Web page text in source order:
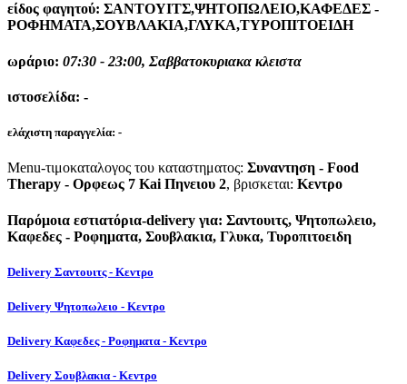
είδος φαγητού: ΣΑΝΤΟΥΙΤΣ,ΨΗΤΟΠΩΛΕΙΟ,ΚΑΦΕΔΕΣ -
ΡΟΦΗΜΑΤΑ,ΣΟΥΒΛΑΚΙΑ,ΓΛΥΚΑ,ΤΥΡΟΠΙΤΟΕΙΔΗ
ωράριο: 07:30 - 23:00, Σαββατοκυριακα κλειστα
ιστοσελίδα: -
ελάχιστη παραγγελία: -
Menu-τιμοκαταλογος του καταστηματος: Συναντηση - Food
Therapy - Ορφεως 7 Kai Πηνειου 2, βρισκεται: Κεντρο
Παρόμοια εστιατόρια-delivery για: Σαντουιτς, Ψητοπωλειο,
Καφεδες - Ροφηματα, Σουβλακια, Γλυκα, Τυροπιτοειδη
Delivery Σαντουιτς - Κεντρο
Delivery Ψητοπωλειο - Κεντρο
Delivery Καφεδες - Ροφηματα - Κεντρο
Delivery Σουβλακια - Κεντρο